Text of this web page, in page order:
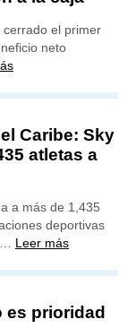
cerrado el primer
neto
Caribe: Sky
atletas a
a más de 1,435
deportivas
Leer más
es prioridad